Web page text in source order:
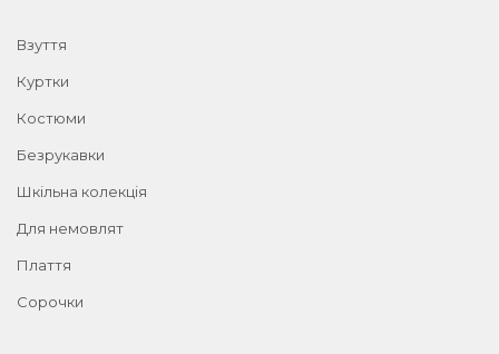
Взуття
Куртки
Костюми
Безрукавки
Шкільна колекція
Для немовлят
Плаття
Сорочки